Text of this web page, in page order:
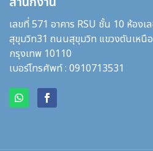
เลขที่ 571 อาคาร RSU ชั้น 10 ห้องเ
สุขุมวิท31 ถนนสุขุมวิท แขวงตันเหนื
กรุงเทพ 10110
เบอร์โทรศัพท์ : 0910713531